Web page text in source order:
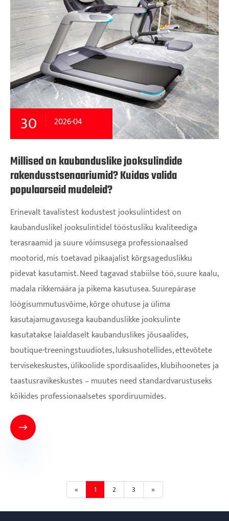
30 2026-04
Millised on kaubanduslike jooksulindide
rakendusstsenaariumid? Kuidas valida
populaarseid mudeleid?
Erinevalt tavalistest kodustest jooksulintidest on
kaubanduslikel jooksulintidel tööstusliku kvaliteediga
terasraamid ja suure võimsusega professionaalsed
mootorid, mis toetavad pikaajalist kõrgsageduslikku
pidevat kasutamist. Need tagavad stabiilse töö, suure kaalu,
madala rikkemäära ja pikema kasutusea. Suurepärase
löögisummutusvõime, kõrge ohutuse ja ülima
kasutajamugavusega kaubanduslikke jooksulinte
kasutatakse laialdaselt kaubanduslikes jõusaalides,
boutique-treeningstuudiotes, luksushotellides, ettevõtete
tervisekeskustes, ülikoolide spordisaalides, klubihoonetes ja
taastusravikeskustes – muutes need standardvarustuseks
kõikides professionaalsetes spordiruumides.

« 1 2 3 »